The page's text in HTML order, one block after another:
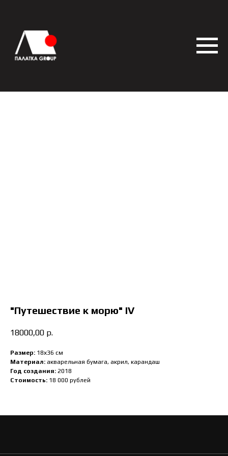
"Путешествие к морю" IV
18000,00 р.
Размер: 18х36 см
Материал: акварельная бумага, акрил, карандаш
Год создания: 2018
Стоимость: 18 000 рублей